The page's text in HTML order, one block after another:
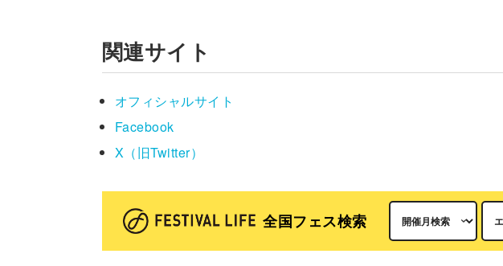
関連サイト
オフィシャルサイト
Facebook
X（旧Twitter）
全国フェス検索